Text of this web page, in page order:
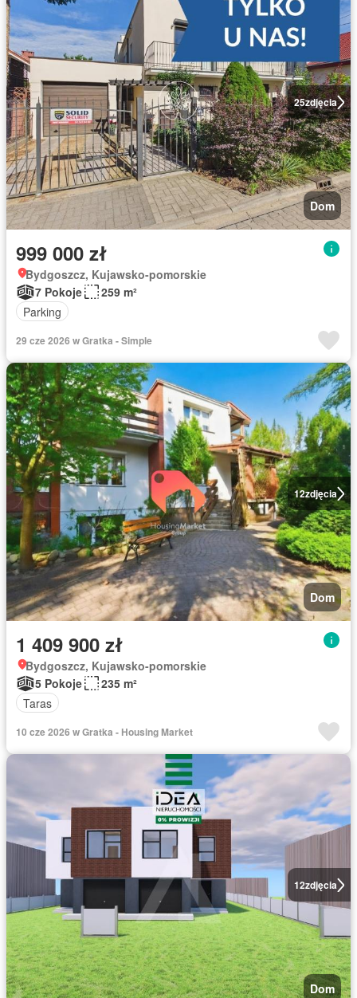
25zdjęcia
Dom
999 000 zł
Bydgoszcz, Kujawsko-pomorskie
7 Pokoje
259 m²
Parking
29 cze 2026 w Gratka - Simple
12zdjęcia
Dom
1 409 900 zł
Bydgoszcz, Kujawsko-pomorskie
5 Pokoje
235 m²
Taras
10 cze 2026 w Gratka - Housing Market
12zdjęcia
Dom